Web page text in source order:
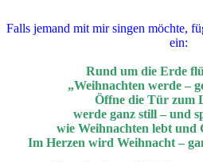
Falls jemand mit mir singen möchte,
ein:
Rund um die Erde
„Weihnachten werde –
Öffne die Tür zum
werde ganz still – und
wie Weihnachten lebt und
Im Herzen wird Weihnacht –